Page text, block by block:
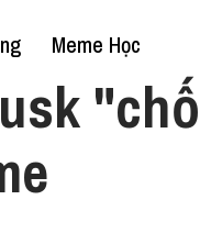
Meme Học